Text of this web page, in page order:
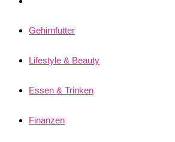
Gehirnfutter
Lifestyle & Beauty
Essen & Trinken
Finanzen